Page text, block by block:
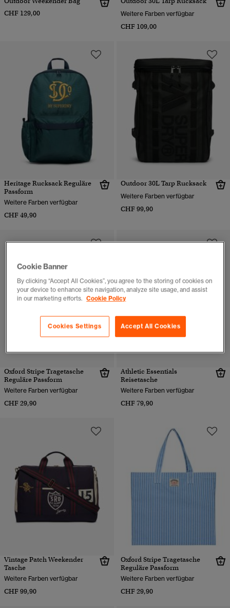
CHF 129,00
Weitere Farben verfügbar
CHF 109,00
Heritage Rucksack Reguläre
Passform
Weitere Farben verfügbar
CHF 49,90
Outdoor 30L Tarp Rucksack
Weitere Farben verfügbar
CHF 99,90
Oxford Stripe Tragetasche
Reguläre Passform
Weitere Farben verfügbar
CHF 29,90
Athletic Essentials
Reisetasche
Weitere Farben verfügbar
CHF 79,90
Vintage Patch Weekender
Tasche
Weitere Farben verfügbar
CHF 99,90
Oxford Stripe Tragetasche
Reguläre Passform
Weitere Farben verfügbar
CHF 29,90
Cookie Banner
By clicking “Accept All Cookies”, you agree to the storing of cookies on
your device to enhance site navigation, analyze site usage, and assist
in our marketing efforts. Cookie Policy
Accept All Cookies
Cookies Settings